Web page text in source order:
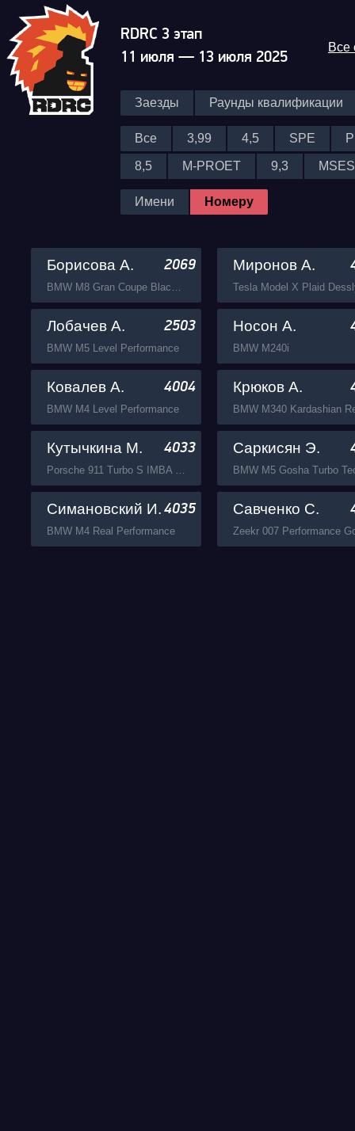
RDRC 3 этап
11 июля — 13 июля 2025
Все
Заезды Раунды квалификации
Все 3,99 4,5 SPE
8,5 M-PROET 9,3 MSES
Имени Номеру
Борисова А. 2069
BMW M8 Gran Coupe Black Mamba Ramon Performance
Лобачев А. 2503
BMW M5 Level Performance
Ковалев А. 4004
BMW M4 Level Performance
Кутычкина М. 4033
Porsche 911 Turbo S IMBA Gosha Turbo Tech
Симановский И. 4035
BMW M4 Real Performance
Миронов А.
Tesla Model X Plaid
Носон А.
BMW M240i
Крюков А.
Саркисян Э.
BMW M5 Gosha Turbo
Савченко С.